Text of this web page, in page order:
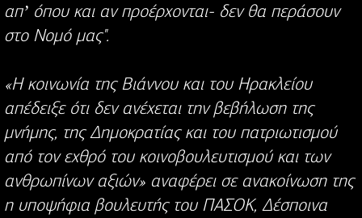
απʼ όπου και αν προέρχονται- δεν θα περάσουν
στο Νομό μας".
«Η κοινωνία της Βιάννου και του Ηρακλείου
απέδειξε ότι δεν ανέχεται την βεβήλωση της
μνήμης, της Δημοκρατίας και του πατριωτισμού
από τον εχθρό του κοινοβουλευτισμού και των
ανθρωπίνων αξιών» αναφέρει σε ανακοίνωση της
η υποψήφια βουλευτής του ΠΑΣΟΚ, Δέσποινα